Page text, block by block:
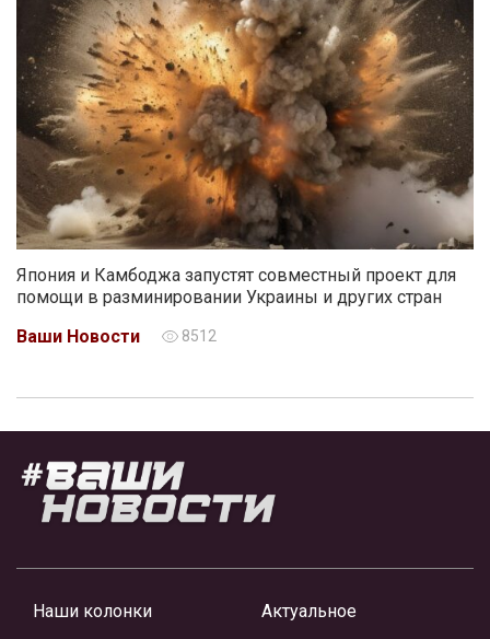
Япония и Камбоджа запустят совместный проект для
помощи в разминировании Украины и других стран
Ваши Новости
8512
Наши колонки
Актуальное